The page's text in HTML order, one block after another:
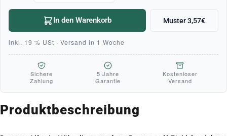
In den Warenkorb Muster 3,57€
inkl. 19 % USt · Versand in 1 Woche
Sichere
Zahlung
5 Jahre
Garantie
Kostenloser
Versand
Produktbeschreibung